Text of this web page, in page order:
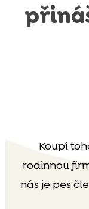
Koupí
rodinnou
nás je pes